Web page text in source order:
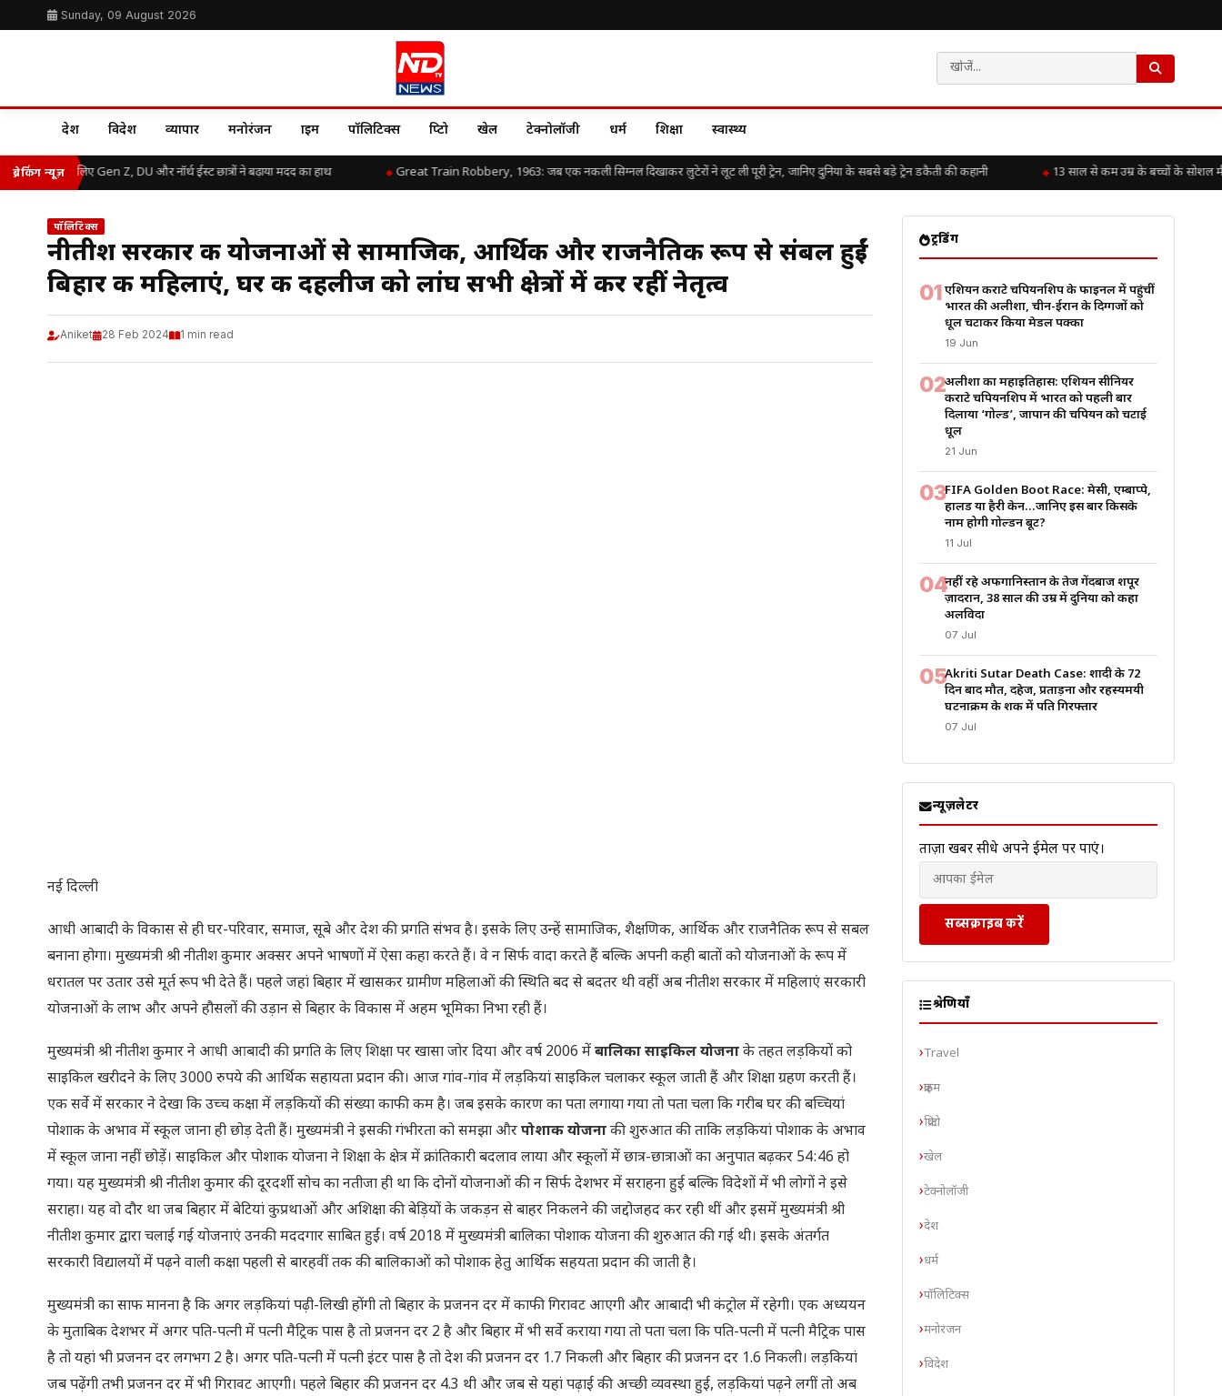
Sunday, 09 August 2026
देश विदेश व्यापार मनोरंजन क्राइम पॉलिटिक्स क्रिप्टो खेल टेक्नोलॉजी धर्म शिक्षा स्वास्थ्य
ब्रेकिंग न्यूज़
राहत के लिए Gen Z, DU और नॉर्थ ईस्ट छात्रों ने बढ़ाया मदद का हाथ Great Train Robbery, 1963: जब एक नकली सिग्नल दिखाकर लुटेरों ने लूट ली पूरी ट्रेन, जानिए दुनिया के सबसे बड़े ट्रेन डकैती की कहानी 13 साल से कम उम्र के बच्चों के सोशल
पॉलिटिक्स
नीतीश सरकार की योजनाओं से सामाजिक, आर्थिक और राजनैतिक रूप से संबल हुईं
बिहार की महिलाएं, घर की दहलीज को लांघ सभी क्षेत्रों में कर रहीं नेतृत्व
Aniket 28 Feb 2024 1 min read
नई दिल्ली
आधी आबादी के विकास से ही घर-परिवार, समाज, सूबे और देश की प्रगति संभव है। इसके लिए उन्हें सामाजिक, शैक्षणिक, आर्थिक और राजनैतिक रूप से सबल
बनाना होगा। मुख्यमंत्री श्री नीतीश कुमार अक्सर अपने भाषणों में ऐसा कहा करते हैं। वे न सिर्फ वादा करते हैं बल्कि अपनी कही बातों को योजनाओं के रूप में
धरातल पर उतार उसे मूर्त रूप भी देते हैं। पहले जहां बिहार में खासकर ग्रामीण महिलाओं की स्थिति बद से बदतर थी वहीं अब नीतीश सरकार में महिलाएं सरकारी
योजनाओं के लाभ और अपने हौसलों की उड़ान से बिहार के विकास में अहम भूमिका निभा रही हैं।
मुख्यमंत्री श्री नीतीश कुमार ने आधी आबादी की प्रगति के लिए शिक्षा पर खासा जोर दिया और वर्ष 2006 मेंबालिका साइकिल योजनाके तहत लड़कियों को
साइकिल खरीदने के लिए 3000 रुपये की आर्थिक सहायता प्रदान की। आज गांव-गांव में लड़कियां साइकिल चलाकर स्कूल जाती हैं और शिक्षा ग्रहण करती हैं।
एक सर्वे में सरकार ने देखा कि उच्च कक्षा में लड़कियों की संख्या काफी कम है। जब इसके कारण का पता लगाया गया तो पता चला कि गरीब घर की बच्चियां
पोशाक के अभाव में स्कूल जाना ही छोड़ देती हैं। मुख्यमंत्री ने इसकी गंभीरता को समझा औरपोशाक योजनाकी शुरुआत की ताकि लड़कियां पोशाक के अभाव
में स्कूल जाना नहीं छोड़ें। साइकिल और पोशाक योजना ने शिक्षा के क्षेत्र में क्रांतिकारी बदलाव लाया और स्कूलों में छात्र-छात्राओं का अनुपात बढ़कर 54:46 हो
गया। यह मुख्यमंत्री श्री नीतीश कुमार की दूरदर्शी सोच का नतीजा ही था कि दोनों योजनाओं की न सिर्फ देशभर में सराहना हुई बल्कि विदेशों में भी लोगों ने इसे
सराहा। यह वो दौर था जब बिहार में बेटियां कुप्रथाओं और अशिक्षा की बेड़ियों के जकड़न से बाहर निकलने की जद्दोजहद कर रही थीं और इसमें मुख्यमंत्री श्री
नीतीश कुमार द्वारा चलाई गई योजनाएं उनकी मददगार साबित हुईं। वर्ष 2018 में मुख्यमंत्री बालिका पोशाक योजना की शुरुआत की गई थी। इसके अंतर्गत
सरकारी विद्यालयों में पढ़ने वाली कक्षा पहली से बारहवीं तक की बालिकाओं को पोशाक हेतु आर्थिक सहयता प्रदान की जाती है।
मुख्यमंत्री का साफ मानना है कि अगर लड़कियां पढ़ी-लिखी होंगी तो बिहार के प्रजनन दर में काफी गिरावट आएगी और आबादी भी कंट्रोल में रहेगी। एक अध्ययन
के मुताबिक देशभर में अगर पति-पत्नी में पत्नी मैट्रिक पास है तो प्रजनन दर 2 है और बिहार में भी सर्वे कराया गया तो पता चला कि पति-पत्नी में पत्नी मैट्रिक पास
है तो यहां भी प्रजनन दर लगभग 2 है। अगर पति-पत्नी में पत्नी इंटर पास है तो देश की प्रजनन दर 1.7 निकली और बिहार की प्रजनन दर 1.6 निकली। लड़कियां
जब पढ़ेंगी तभी प्रजनन दर में भी गिरावट आएगी। पहले बिहार की प्रजनन दर 4.3 थी और जब से यहां पढ़ाई की अच्छी व्यवस्था हुई, लड़कियां पढ़ने लगीं तो अब
ट्रेंडिंग
01एशियन कराटे चैंपियनशिप के फाइनल में पहुंचीं
भारत की अलीशा, चीन-ईरान के दिग्गजों को
धूल चटाकर किया मेडल पक्का
19 Jun
02अलीशा का महाइतिहास: एशियन सीनियर
कराटे चैंपियनशिप में भारत को पहली बार
दिलाया ‘गोल्ड’, जापान की चैंपियन को चटाई
धूल
21 Jun
03FIFA Golden Boot Race: मेसी, एम्बाप्पे,
हालैंड या हैरी केन…जानिए इस बार किसके
नाम होगी गोल्डन बूट?
11 Jul
04नहीं रहे अफगानिस्तान के तेज गेंदबाज शपूर
ज़ादरान, 38 साल की उम्र में दुनिया को कहा
अलविदा
07 Jul
05Akriti Sutar Death Case: शादी के 72
दिन बाद मौत, दहेज, प्रताड़ना और रहस्यमयी
घटनाक्रम के शक में पति गिरफ्तार
07 Jul
न्यूज़लेटर
ताज़ा खबरें सीधे अपने ईमेल पर पाएं।
सब्सक्राइब करें
श्रेणियाँ
Travel
क्राइम
क्रिप्टो
खेल
टेक्नोलॉजी
देश
धर्म
पॉलिटिक्स
मनोरंजन
विदेश